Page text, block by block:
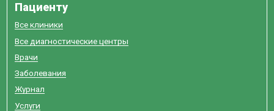
Пациенту
Все клиники
Все диагностические центры
Врачи
Заболевания
Журнал
Услуги